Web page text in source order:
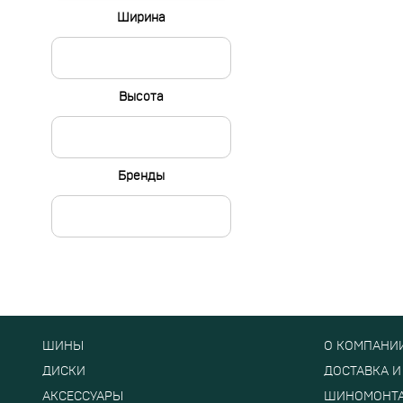
Ширина
Высота
Бренды
ШИНЫ
ДИСКИ
АКСЕССУАРЫ
О
ДОСТАВКА